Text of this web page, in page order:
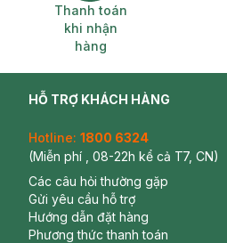
Thanh toán khi
Thanh toán
khi nhận
hàng
HỖ TRỢ KHÁCH HÀNG
Hotline: 1800 6324
(Miễn phí , 08-22h kể cả T7, CN)
Các câu hỏi thường gặp
Gửi yêu cầu hỗ trợ
Hướng dẫn đặt hàng
Phương thức thanh toán